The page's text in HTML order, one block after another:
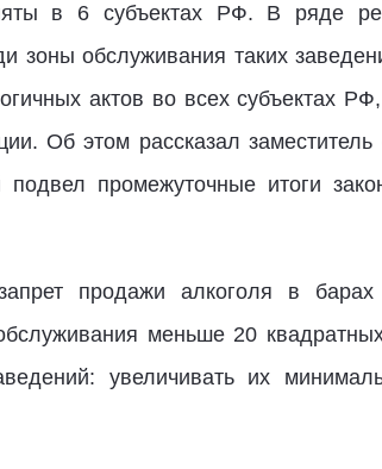
в 6 субъектах РФ. В ряде
зоны обслуживания таких
актов во всех субъектах
Об этом рассказал заместитель
промежуточные итоги
продажи алкоголя в
меньше 20
увеличивать их